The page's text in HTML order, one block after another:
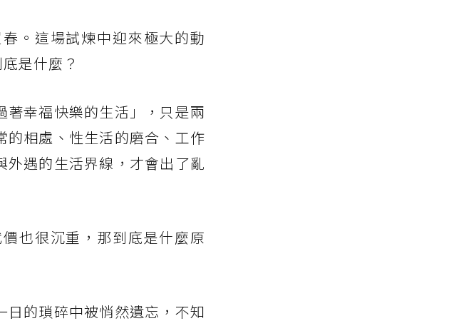
。這場試煉中迎來極大的動
是什麼？
幸福快樂的生活」，只是兩
的相處、性生活的磨合、工作
遇的生活界線，才會出了亂
也很沉重，那到底是什麼原
的瑣碎中被悄然遺忘，不知